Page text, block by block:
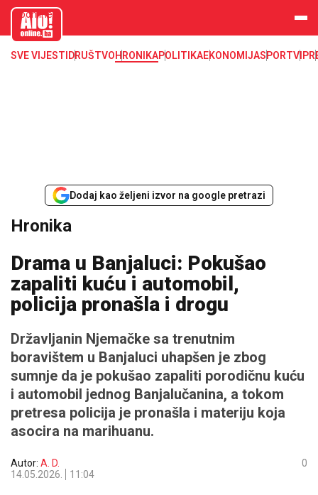
aloonline.b
SVE VIJESTI DRUŠTVOHRONIKAPOLITIKAEKONOMIJASPORTVIP
Dodaj kao željeni izvor na google pretrazi
Hronika
Drama u Banjaluci: Pokušao
zapaliti kuću i automobil,
policija pronašla i drogu
Državljanin Njemačke sa trenutnim
boravištem u Banjaluci uhapšen je zbog
sumnje da je pokušao zapaliti porodičnu kuću
i automobil jednog Banjalučanina, a tokom
pretresa policija je pronašla i materiju koja
asocira na marihuanu.
Autor: A. D.
14.05.2026.
11:04
0